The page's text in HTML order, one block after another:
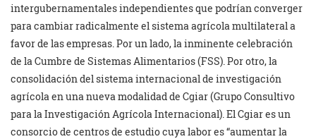
intergubernamentales independientes que podrían converger
para cambiar radicalmente el sistema agrícola multilateral a
favor de las empresas. Por un lado, la inminente celebración
de la Cumbre de Sistemas Alimentarios (FSS). Por otro, la
consolidación del sistema internacional de investigación
agrícola en una nueva modalidad de Cgiar (Grupo Consultivo
para la Investigación Agrícola Internacional). El Cgiar es un
consorcio de centros de estudio cuya labor es “aumentar la